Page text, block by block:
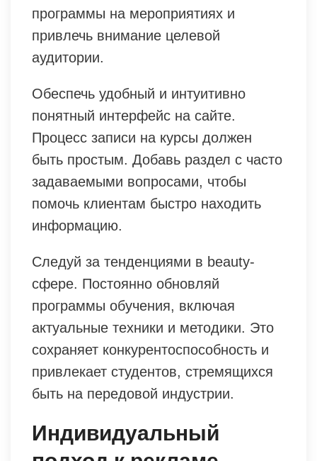
программы на мероприятиях и
привлечь внимание целевой
аудитории.
Обеспечь удобный и интуитивно
понятный интерфейс на сайте.
Процесс записи на курсы должен
быть простым. Добавь раздел с часто
задаваемыми вопросами, чтобы
помочь клиентам быстро находить
информацию.
Следуй за тенденциями в beauty-
сфере. Постоянно обновляй
программы обучения, включая
актуальные техники и методики. Это
сохраняет конкурентоспособность и
привлекает студентов, стремящихся
быть на передовой индустрии.
Индивидуальный